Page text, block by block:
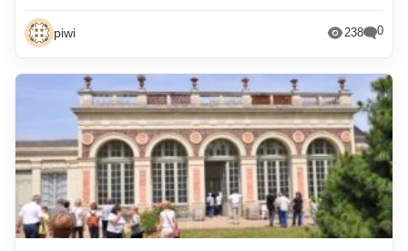
piwi 238 0